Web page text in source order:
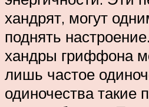
хандрят, могут
поднять
хандры гриффона
лишь частое
одиночества такие